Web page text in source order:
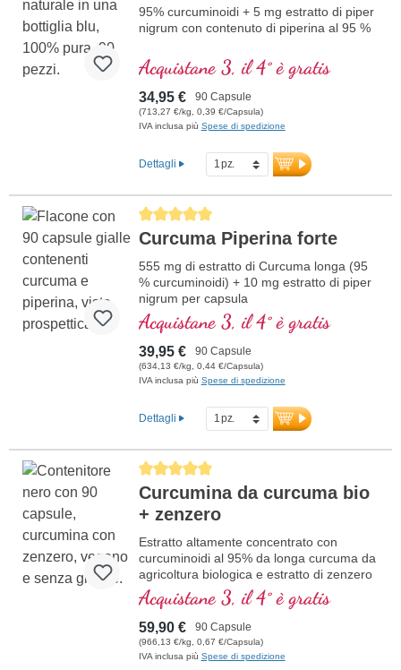
95% curcuminoidi + 5 mg estratto di piper
nigrum con contenuto di piperina al 95 %
Acquistane 3, il 4° è gratis
34,95 € 90 Capsule
(713,27 €/kg, 0,39 €/Capsula)
IVA inclusa più Spese di spedizione
Dettagli
Average rating of 5 out of 5 stars
Curcuma Piperina forte
555 mg di estratto di Curcuma longa (95
% curcuminoidi) + 10 mg estratto di piper
nigrum per capsula
Acquistane 3, il 4° è gratis
39,95 € 90 Capsule
(634,13 €/kg, 0,44 €/Capsula)
IVA inclusa più Spese di spedizione
Dettagli
Average rating of 5 out of 5 stars
Curcumina da curcuma bio
+ zenzero
Estratto altamente concentrato con
curcuminoidi al 95% da longa curcuma da
agricoltura biologica e estratto di zenzero
da agricoltura biologica, in vetro violetto di
alta qualità.
Acquistane 3, il 4° è gratis
59,90 € 90 Capsule
(966,13 €/kg, 0,67 €/Capsula)
IVA inclusa più Spese di spedizione